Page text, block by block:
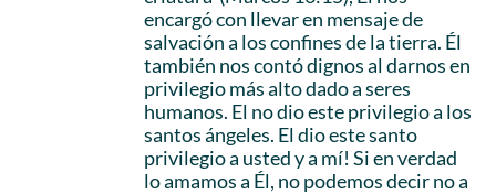
encargó con llevar en mensaje de
salvación a los confines de la tierra. Él
también nos contó dignos al darnos en
privilegio más alto dado a seres
humanos. El no dio este privilegio a los
santos ángeles. El dio este santo
privilegio a usted y a mí! Si en verdad
lo amamos a Él, no podemos decir no a